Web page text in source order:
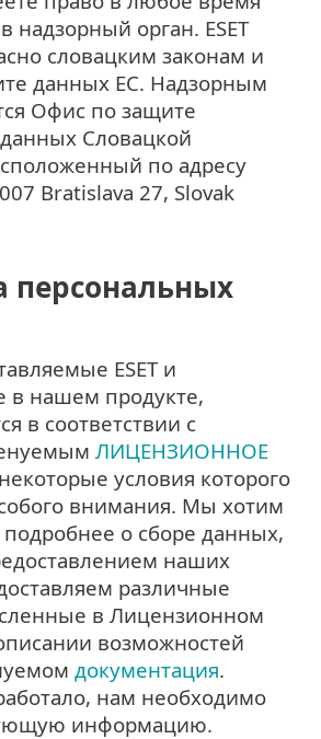
надзорный орган. ESET
словацким законам и
данных ЕС. Надзорным
Офис по защите
Словацкой
по адресу
Bratislava 27, Slovak
персональных
ESET и
в нашем продукте,
в соответствии с
ЛИЦЕНЗИОННОЕ
условия которого
внимания. Мы хотим
подробнее о сборе данных,
наших
различные
в Лицензионном
возможностей
документация.
нам необходимо
информацию.